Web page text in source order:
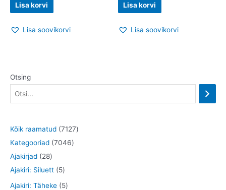
Lisa korvi
Lisa soovikorvi
Lisa korvi
Lisa soovikorvi
Otsing
Kõik raamatud 71277
Kategooriad 70467
Ajakirjad 282
8
t
Ajakiri: Siluett 55
t
Ajakiri: Täheke 55